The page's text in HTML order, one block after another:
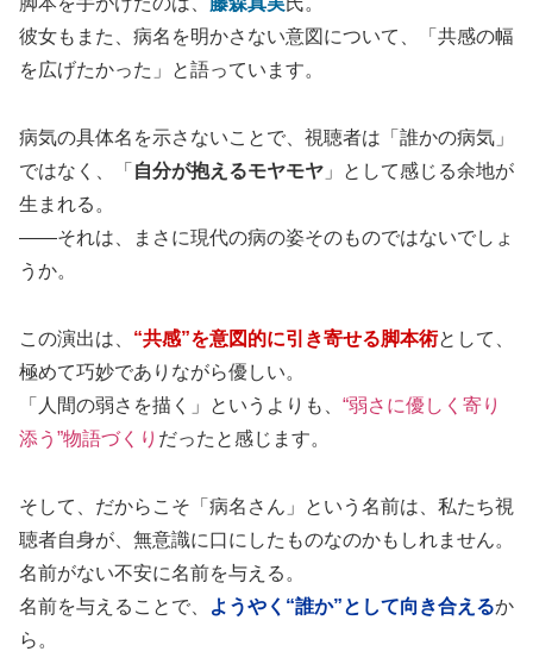
彼女もまた、病名を明かさない意図について、「共感の幅
を広げたかった」と語っています。
病気の具体名を示さないことで、視聴者は「誰かの病気」
ではなく、「 自分が抱えるモヤモヤ 」として感じる余地が
生まれる。
——それは、まさに現代の病の姿そのものではないでしょ
うか。
この演出は、 “共感”を意図的に引き寄せる脚本術として、
極めて巧妙でありながら優しい。
「人間の弱さを描く」というよりも、 “弱さに優しく寄り
添う”物語づくり だったと感じます。
そして、だからこそ「病名さん」という名前は、私たち視
聴者自身が、無意識に口にしたものなのかもしれません。
名前がない不安に名前を与える。
名前を与えることで、
ようやく“誰か”として向き合えるか
ら。